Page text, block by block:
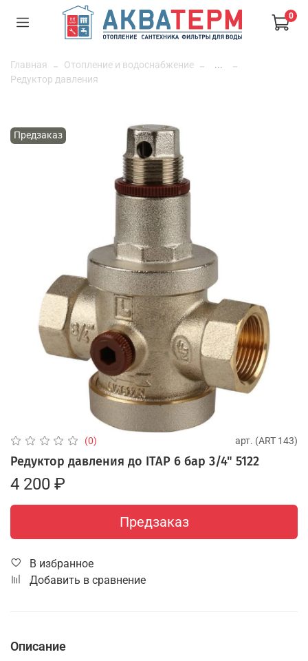
0
Главная Отопление и водоснабжение
...
Редуктор давления
Предзаказ
(0) арт. (ART 143)
Редуктор давления до ITAP 6 бар 3/4" 5122
4 200 ₽
Предзаказ
В избранное
Добавить в сравнение
Описание